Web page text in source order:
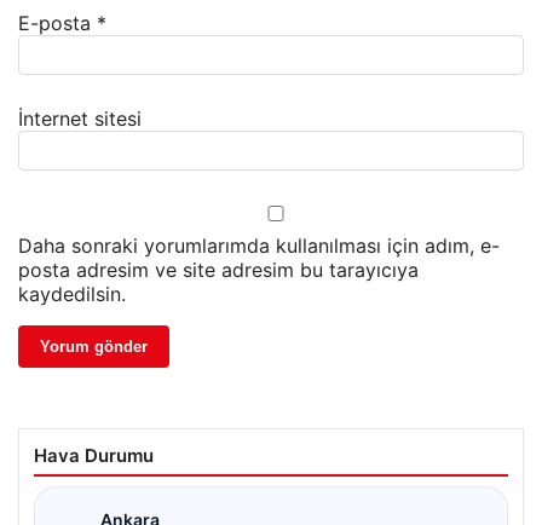
E-posta *
İnternet sitesi
Daha sonraki yorumlarımda kullanılması için adım, e-
posta adresim ve site adresim bu tarayıcıya
kaydedilsin.
Hava Durumu
Ankara